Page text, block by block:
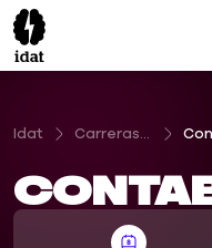
Idat Carreras Profesionales Técnicas